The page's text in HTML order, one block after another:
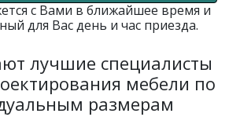
с Вами в ближайшее время и
для Вас день и час приезда.
лучшие специалисты
мебели по
размерам